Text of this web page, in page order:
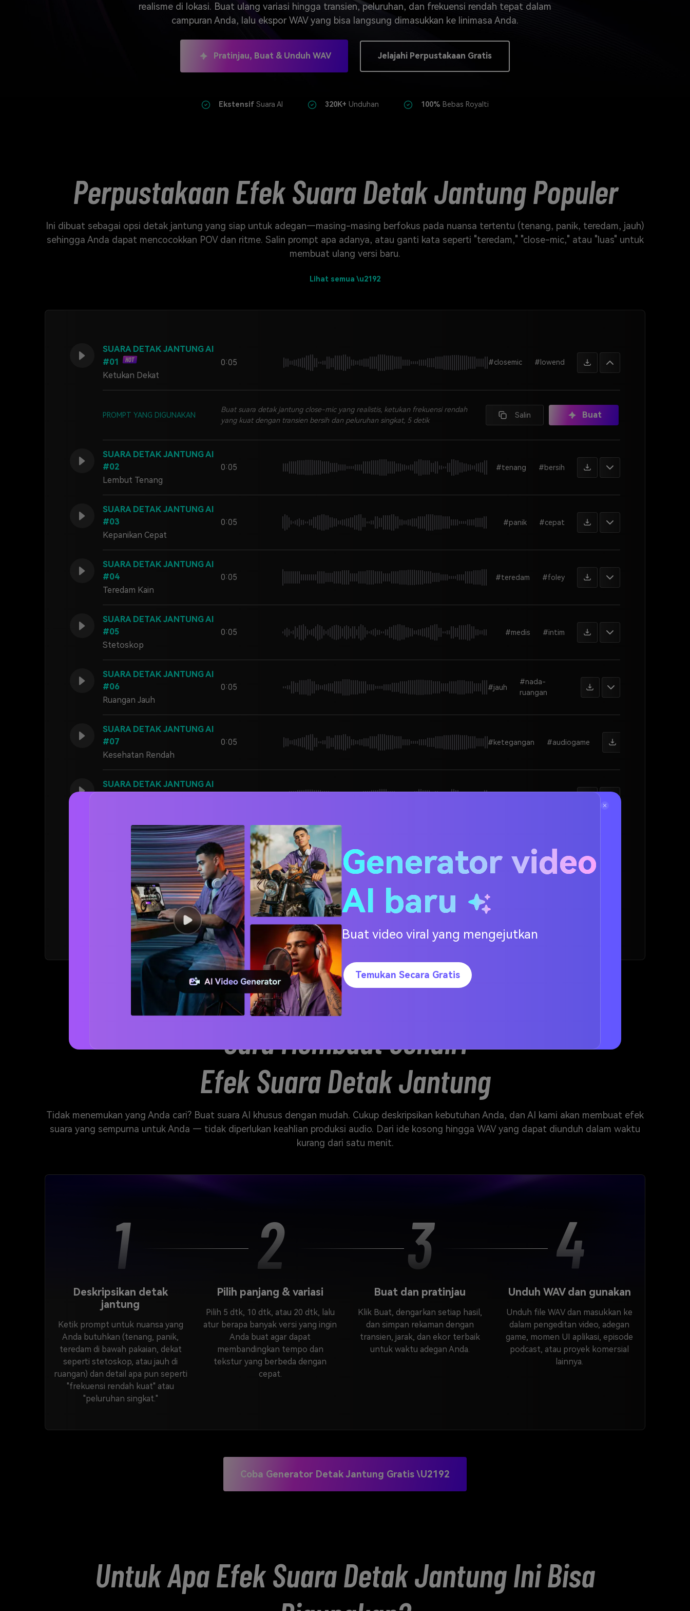
Veo3 Vidu Pixverse Hailuo Runway
realisme di lokasi. Buat ulang variasi hingga transien, peluruhan, dan frekuensi rendah tepat dalam
campuran Anda, lalu ekspor WAV yang bisa langsung dimasukkan ke linimasa Anda.
Pratinjau, Buat & Unduh WAV Jelajahi Perpustakaan Gratis
Ekstensif Suara AI 320K+ Unduhan 100% Bebas Royalti
Perpustakaan Efek Suara Detak Jantung Populer
Ini dibuat sebagai opsi detak jantung yang siap untuk adegan—masing-masing berfokus pada nuansa tertentu (tenang, panik, teredam, jauh)
sehingga Anda dapat mencocokkan POV dan ritme. Salin prompt apa adanya, atau ganti kata seperti "teredam," "close-mic," atau "luas" untuk
membuat ulang versi baru.
Lihat semua \u2192
SUARA DETAK JANTUNG AI
#01
Ketukan Dekat
0:05 #closemic #lowend
PROMPT YANG DIGUNAKAN
Buat suara detak jantung close-mic yang realistis, ketukan frekuensi rendah
yang kuat dengan transien bersih dan peluruhan singkat, 5 detik
Salin Buat
SUARA DETAK JANTUNG AI
#02
Lembut Tenang
0:05 #tenang #bersih
SUARA DETAK JANTUNG AI
#03
Kepanikan Cepat
0:05 #panik #cepat
SUARA DETAK JANTUNG AI
#04
Teredam Kain
0:05 #teredam #foley
SUARA DETAK JANTUNG AI
#05
Stetoskop
0:05 #medis #intim
SUARA DETAK JANTUNG AI
#06
Ruangan Jauh
0:05 #jauh
#nada-
ruangan
SUARA DETAK JANTUNG AI
#07
Kesehatan Rendah
0:05 #ketegangan #audiogame
SUARA DETAK JANTUNG AI
SUARA DETAK JANTUNG AI
Bangun Gelisah
0:10 #suspens
SUARA DETAK JANTUNG AI
Loop Mulus
0:20
Cara Membuat Sendiri
Efek Suara Detak Jantung
Tidak menemukan yang Anda cari? Buat suara AI khusus dengan mudah. Cukup deskripsikan kebutuhan Anda, dan AI kami akan membuat efek
suara yang sempurna untuk Anda — tidak diperlukan keahlian produksi audio. Dari ide kosong hingga WAV yang dapat diunduh dalam waktu
kurang dari satu menit.
1
Deskripsikan detak
jantung
Ketik prompt untuk nuansa yang
Anda butuhkan (tenang, panik,
teredam di bawah pakaian, dekat
seperti stetoskop, atau jauh di
ruangan) dan detail apa pun seperti
"frekuensi rendah kuat" atau
"peluruhan singkat."
2
Pilih panjang & variasi
Pilih 5 dtk, 10 dtk, atau 20 dtk, lalu
atur berapa banyak versi yang ingin
Anda buat agar dapat
membandingkan tempo dan
tekstur yang berbeda dengan
cepat.
3
Buat dan pratinjau
Klik Buat, dengarkan setiap hasil,
dan simpan rekaman dengan
transien, jarak, dan ekor terbaik
untuk waktu adegan Anda.
4
Unduh WAV dan gunakan
Unduh file WAV dan masukkan ke
dalam pengeditan video, adegan
game, momen UI aplikasi, episode
podcast, atau proyek komersial
lainnya.
Coba Generator Detak Jantung Gratis \u2192
Untuk Apa Efek Suara Detak Jantung Ini Bisa
Generator video
AI baru
Buat video viral yang mengejutkan
Temukan Secara Gratis